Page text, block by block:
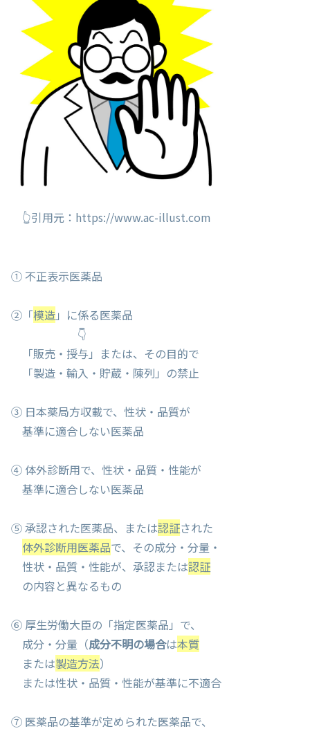
👆引用元：https://www.ac-illust.com
① 不正表示医薬品
②「模造」に係る医薬品
👇
「販売・授与」または、その目的で
「製造・輸入・貯蔵・陳列」の禁止
③ 日本薬局方収載で、性状・品質が
基準に適合しない医薬品
④ 体外診断用で、性状・品質・性能が
基準に適合しない医薬品
⑤ 承認された医薬品、または認証された
体外診断用医薬品で、その成分・分量・
性状・品質・性能が、承認または認証
の内容と異なるもの
⑥ 厚生労働大臣の「指定医薬品」で、
成分・分量（成分不明の場合は本質
または製造方法）
または性状・品質・性能が基準に不適合
⑦ 医薬品の基準が定められた医薬品で、